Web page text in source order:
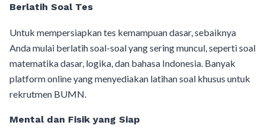
Berlatih Soal Tes
Untuk mempersiapkan tes kemampuan dasar, sebaiknya
Anda mulai berlatih soal-soal yang sering muncul, seperti soal
matematika dasar, logika, dan bahasa Indonesia. Banyak
platform online yang menyediakan latihan soal khusus untuk
rekrutmen BUMN.
Mental dan Fisik yang Siap